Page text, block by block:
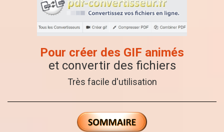
Pour créer des GIF animés
et convertir des fichiers
Très facile d'utilisation